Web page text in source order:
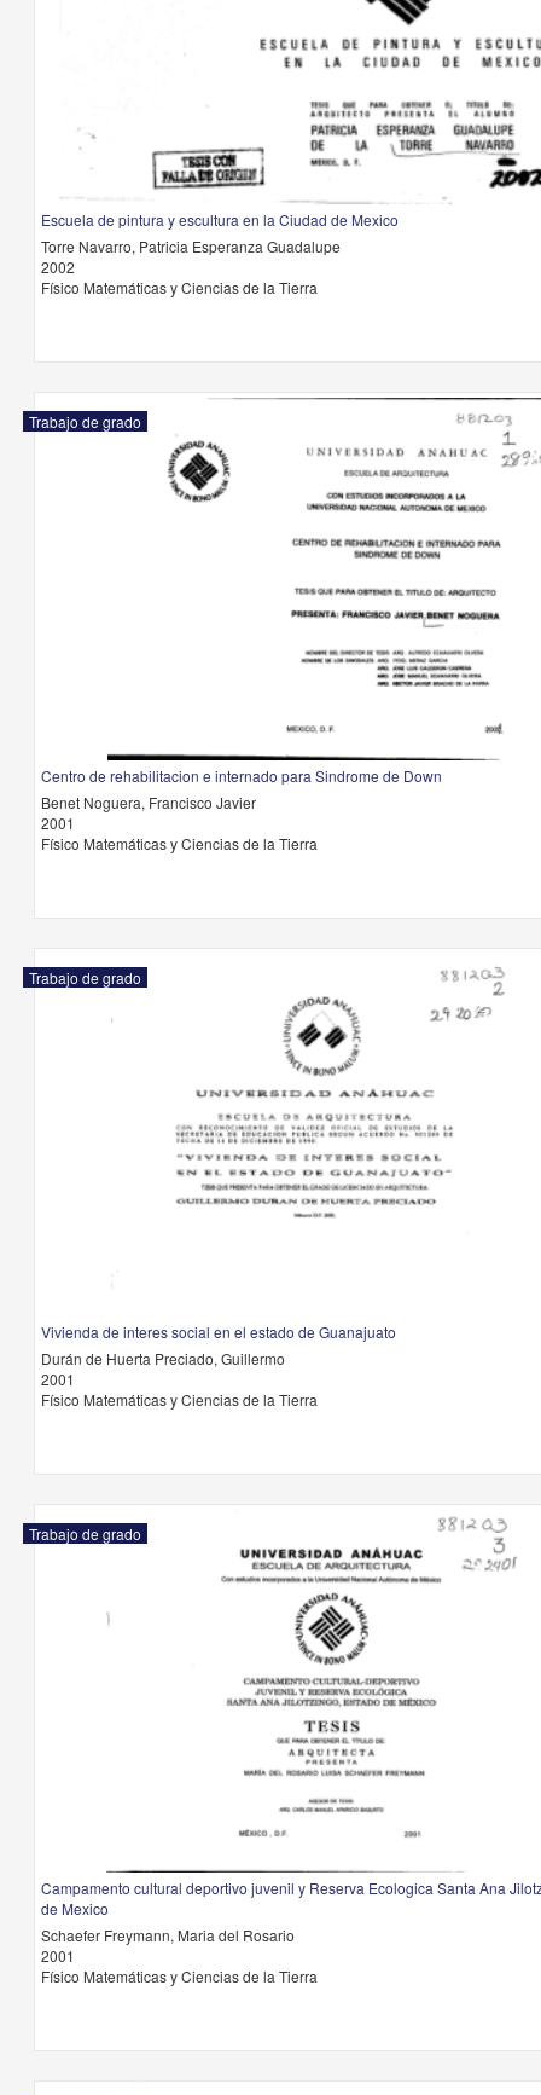
Escuela de pintura y escultura en la Ciudad de Mexico
Torre Navarro, Patricia Esperanza Guadalupe
2002
Físico Matemáticas y Ciencias de la Tierra
Trabajo de grado
Centro de rehabilitacion e internado para Sindrome de Down
Benet Noguera, Francisco Javier
2001
Físico Matemáticas y Ciencias de la Tierra
Trabajo de grado
Vivienda de interes social en el estado de Guanajuato
Durán de Huerta Preciado, Guillermo
2001
Físico Matemáticas y Ciencias de la Tierra
Trabajo de grado
Campamento cultural deportivo juvenil y Reserva Ecologica Santa Ana
de Mexico
Schaefer Freymann, Maria del Rosario
2001
Físico Matemáticas y Ciencias de la Tierra